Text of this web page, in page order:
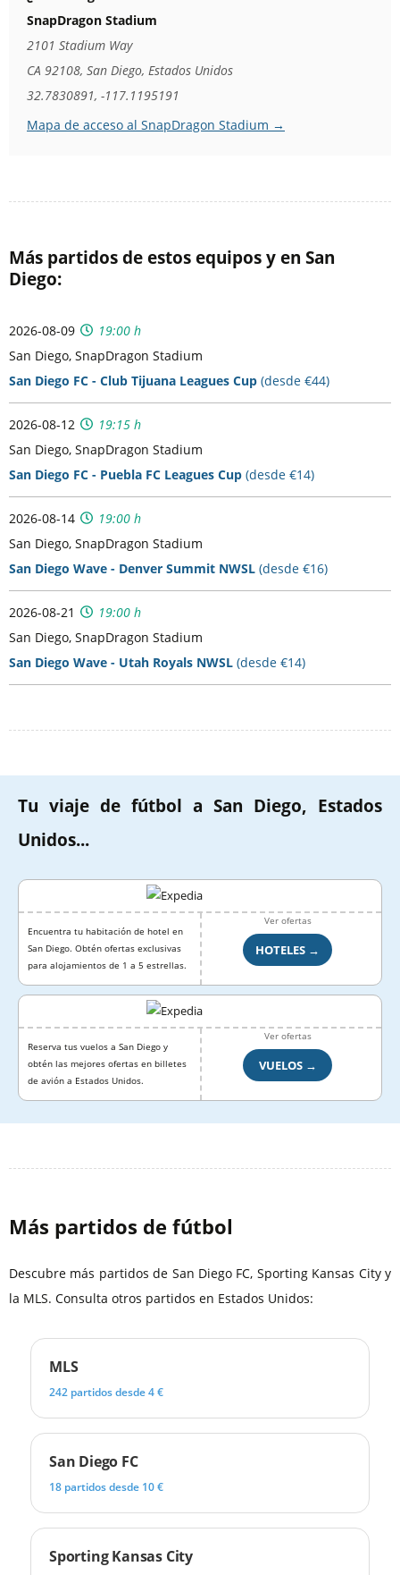
SnapDragon Stadium
2101 Stadium Way
CA 92108, San Diego, Estados Unidos
32.7830891, -117.1195191
Mapa de acceso al SnapDragon Stadium →
Más partidos de estos equipos y en San
Diego:
2026-08-09
19:00 h
San Diego, SnapDragon Stadium
San Diego FC - Club Tijuana Leagues Cup (desde €44)
2026-08-12
19:15 h
San Diego, SnapDragon Stadium
San Diego FC - Puebla FC Leagues Cup (desde €14)
2026-08-14
19:00 h
San Diego, SnapDragon Stadium
San Diego Wave - Denver Summit NWSL (desde €16)
2026-08-21
19:00 h
San Diego, SnapDragon Stadium
San Diego Wave - Utah Royals NWSL (desde €14)
Tu viaje de fútbol a San Diego, Estados
Unidos...
Encuentra tu habitación de hotel en
San Diego. Obtén ofertas exclusivas
para alojamientos de 1 a 5 estrellas.
Ver ofertas
HOTELES →
Reserva tus vuelos a San Diego y
obtén las mejores ofertas en billetes
de avión a Estados Unidos.
Ver ofertas
VUELOS →
Más partidos de fútbol
Descubre más partidos de San Diego FC, Sporting Kansas City y
la MLS. Consulta otros partidos en Estados Unidos:
MLS
242 partidos desde 4 €
San Diego FC
18 partidos desde 10 €
Sporting Kansas City